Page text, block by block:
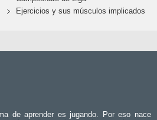
Ejercicios y sus músculos implicados
de aprender es jugando. Por eso nace